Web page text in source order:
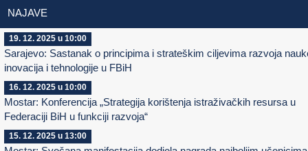
NAJAVE
19. 12. 2025 u 10:00
Sarajevo: Sastanak o principima i strateškim ciljevima razvoja
inovacija i tehnologije u FBiH
16. 12. 2025 u 10:00
Mostar: Konferencija „Strategija korištenja istraživačkih resursa u
Federaciji BiH u funkciji razvoja“
15. 12. 2025 u 13:00